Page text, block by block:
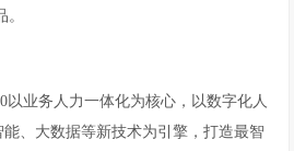
以业务人力一体化为核心，以数字化人
、大数据等新技术为引擎，打造最智